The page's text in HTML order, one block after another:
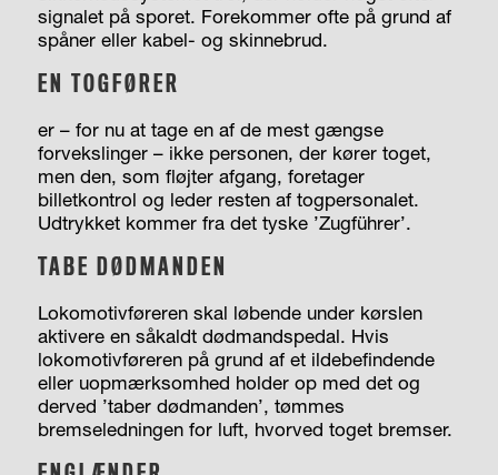
signalet på sporet. Forekommer ofte på grund af
spåner eller kabel- og skinnebrud.
EN TOGFØRER
er – for nu at tage en af de mest gængse
forvekslinger – ikke personen, der kører toget,
men den, som fløjter afgang, foretager
billetkontrol og leder resten af togpersonalet.
Udtrykket kommer fra det tyske ’Zugführer’.
TABE DØDMANDEN
Lokomotivføreren skal løbende under kørslen
aktivere en såkaldt dødmandspedal. Hvis
lokomotivføreren på grund af et ildebefindende
eller uopmærksomhed holder op med det og
derved ’taber dødmanden’, tømmes
bremseledningen for luft, hvorved toget bremser.